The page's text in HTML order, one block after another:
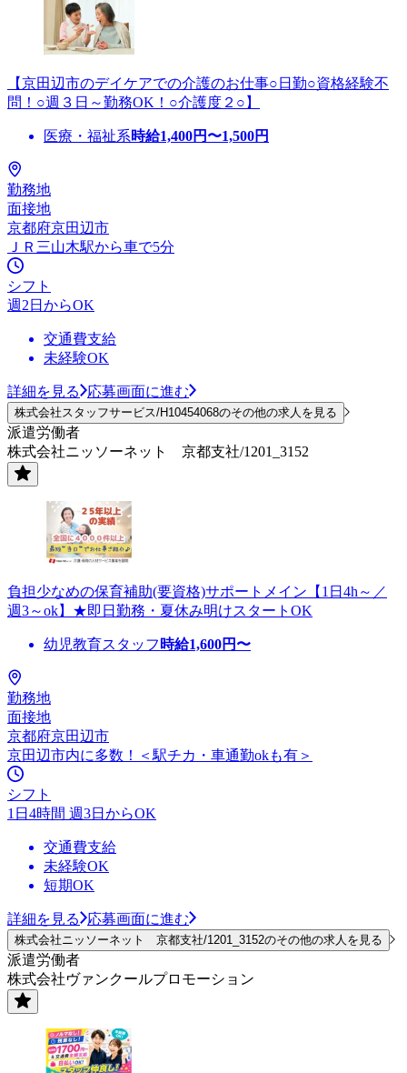
【京田辺市のデイケアでの介護のお仕事○日勤○資格経験不
問！○週３日～勤務OK！○介護度２○】
医療・福祉系時給1,400円〜1,500円
勤務地
面接地
京都府京田辺市
ＪＲ三山木駅から車で5分
シフト
週2日からOK
交通費支給
未経験OK
詳細を見る 応募画面に進む
株式会社スタッフサービス/H10454068のその他の求人を見る
派遣労働者
株式会社ニッソーネット 京都支社/1201_3152
負担少なめの保育補助(要資格)サポートメイン【1日4h～／
週3～ok】★即日勤務・夏休み明けスタートOK
幼児教育スタッフ 時給1,600円〜
勤務地
面接地
京都府京田辺市
京田辺市内に多数！＜駅チカ・車通勤okも有＞
シフト
1日4時間 週3日からOK
交通費支給
未経験OK
短期OK
詳細を見る 応募画面に進む
株式会社ニッソーネット 京都支社/1201_3152のその他の求人を見る
派遣労働者
株式会社ヴァンクールプロモーション